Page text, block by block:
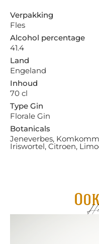
Verpakking
Fles
Alcohol percentage
41.4
Land
Engeland
Inhoud
70 cl
Type Gin
Florale Gin
Botanicals
Jeneverbes,
Iriswortel, Citroen,